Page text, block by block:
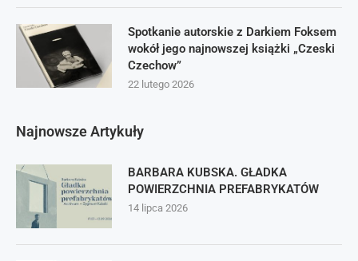
Spotkanie autorskie z Darkiem Foksem
wokół jego najnowszej książki „Czeski
Czechow”
22 lutego 2026
Najnowsze Artykuły
BARBARA KUBSKA. GŁADKA
POWIERZCHNIA PREFABRYKATÓW
14 lipca 2026